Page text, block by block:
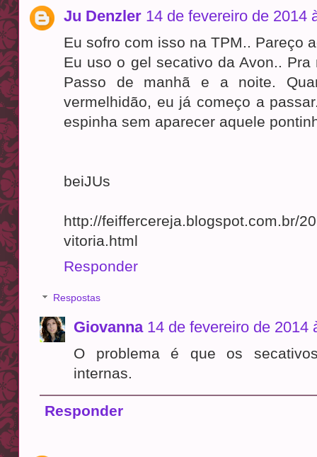
Ju Denzler 14 de fevereiro de 2014
Eu sofro com isso na TPM.. Pareço
Eu uso o gel secativo da Avon..
Passo de manhã e a noite.
vermelhidão, eu já começo a
espinha sem aparecer aquele
beiJUs
http://feiffercereja.blogspot.com.br/
vitoria.html
Responder
Respostas
Giovanna 14 de fevereiro de 2014
O problema é que os
internas.
Responder